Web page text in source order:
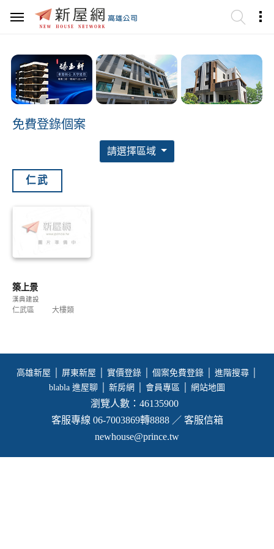
免費登錄個案
請選擇區域
仁武
築上景
漢典建設
仁武區 大樓類
高雄新屋 屏東新屋 實價登錄 個案免費登錄 進階搜尋
blabla 進屋聊
新房網 會員專區 網站地圖
瀏覽人數：46135900
客服專線 06-7003869轉8888 ／ 客服信箱
newhouse@prince.tw